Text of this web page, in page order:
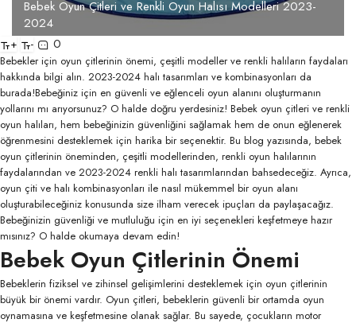
Bebek Oyun Çitleri ve Renkli Oyun Halısı Modelleri 2023-
2024
+ - 0
Bebekler için oyun çitlerinin önemi, çeşitli modeller ve renkli halıların faydaları
hakkında bilgi alın. 2023-2024 halı tasarımları ve kombinasyonları da
burada!Bebeğiniz için en güvenli ve eğlenceli oyun alanını oluşturmanın
yollarını mı arıyorsunuz? O halde doğru yerdesiniz! Bebek oyun çitleri ve renkli
oyun halıları, hem bebeğinizin güvenliğini sağlamak hem de onun eğlenerek
öğrenmesini desteklemek için harika bir seçenektir. Bu blog yazısında, bebek
oyun çitlerinin öneminden, çeşitli modellerinden, renkli oyun halılarının
faydalarından ve 2023-2024 renkli halı tasarımlarından bahsedeceğiz. Ayrıca,
oyun çiti ve halı kombinasyonları ile nasıl mükemmel bir oyun alanı
oluşturabileceğiniz konusunda size ilham verecek ipuçları da paylaşacağız.
Bebeğinizin güvenliği ve mutluluğu için en iyi seçenekleri keşfetmeye hazır
mısınız? O halde okumaya devam edin!
Bebek Oyun Çitlerinin Önemi
Bebeklerin fiziksel ve zihinsel gelişimlerini desteklemek için oyun çitlerinin
büyük bir önemi vardır. Oyun çitleri, bebeklerin güvenli bir ortamda oyun
oynamasına ve keşfetmesine olanak sağlar. Bu sayede, çocukların motor